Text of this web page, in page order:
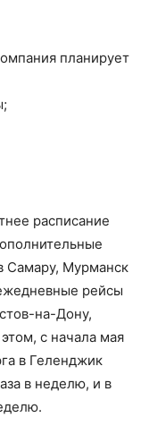
планирует
расписание
Самару, Мурманск
рейсы
на-Дону,
с начала мая
в Геленджик
в неделю, и в